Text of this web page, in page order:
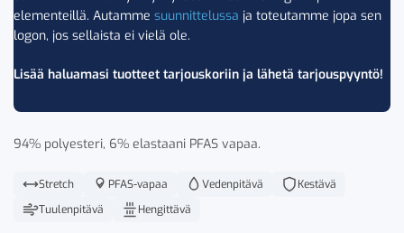
elementeillä. Autamme suunnittelussa ja toteutamme jopa sen
logon, jos sellaista ei vielä ole.
Lisää haluamasi tuotteet tarjouskoriin ja lähetä tarjouspyyntö!
94% polyesteri, 6% elastaani PFAS vapaa.
Stretch PFAS-vapaa Vedenpitävä
Kestävä
Tuulenpitävä
Hengittävä